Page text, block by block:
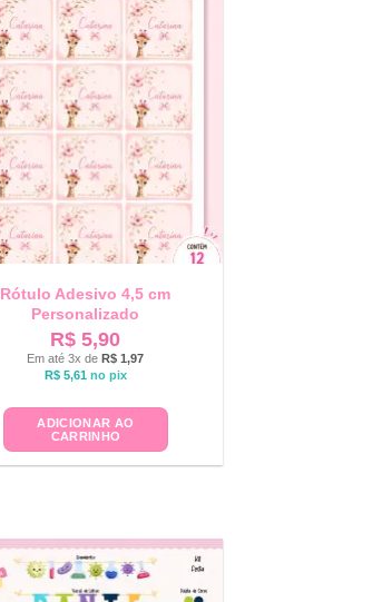
Rótulo Adesivo 4,5 cm
Personalizado
R$ 5,90
Em até 3x deR$ 1,97
R$5,61 no pix
ADICIONAR AO
CARRINHO